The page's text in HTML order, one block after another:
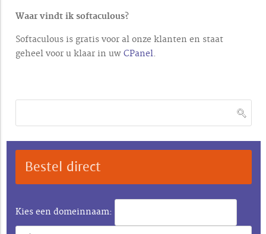
Waar vindt ik softaculous?
Softaculous is gratis voor al onze klanten en staat
geheel voor u klaar in uw CPanel.
Bestel direct
Kies een domeinnaam: